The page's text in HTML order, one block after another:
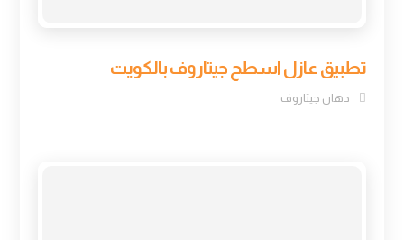
تطبيق عازل اسطح جيتاروف بالكويت
دهان جيتاروف